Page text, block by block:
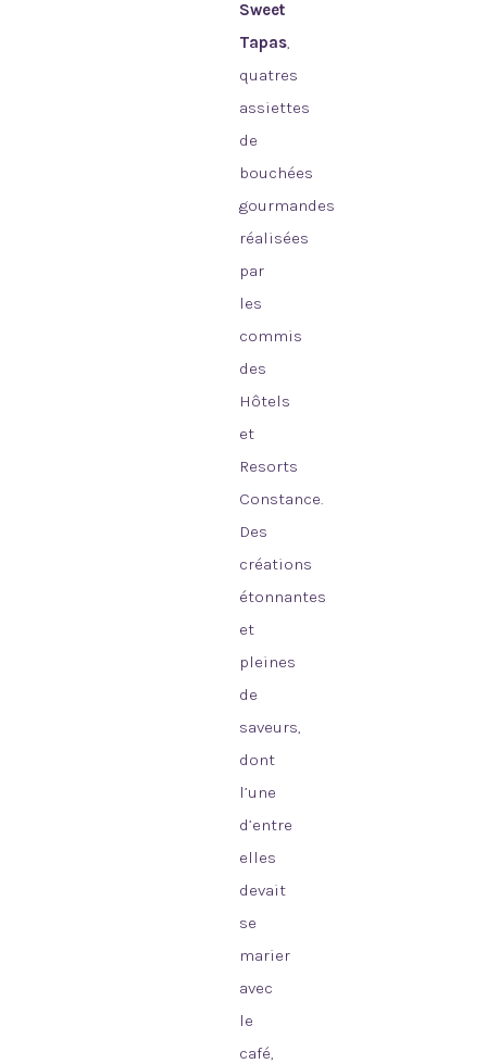
Sweet
Tapas,
quatres
assiettes
de
bouchées
gourmandes
réalisées
par
les
commis
des
Hôtels
et
Resorts
Constance.
Des
créations
étonnantes
et
pleines
de
saveurs,
dont
l’une
d’entre
elles
devait
se
marier
avec
le
café,